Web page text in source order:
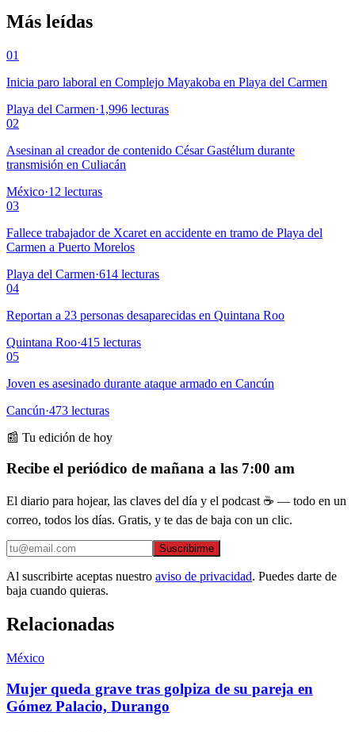
Más leídas
01
Inicia paro laboral en Complejo Mayakoba en Playa del Carmen
Playa del Carmen·1,996 lecturas
02
Asesinan al creador de contenido César Gastélum durante
transmisión en Culiacán
México·12 lecturas
03
Fallece trabajador de Xcaret en accidente en tramo de Playa del
Carmen a Puerto Morelos
Playa del Carmen·614 lecturas
04
Reportan a 23 personas desaparecidas en Quintana Roo
Quintana Roo·415 lecturas
05
Joven es asesinado durante ataque armado en Cancún
Cancún·473 lecturas
📰 Tu edición de hoy
Recibe el periódico de mañana a las 7:00 am
El diario para hojear, las claves del día y el podcast ☕ — todo en un
correo, todos los días. Gratis, y te das de baja con un clic.
Suscribirme
Al suscribirte aceptas nuestro aviso de privacidad. Puedes darte de
baja cuando quieras.
Relacionadas
México
Mujer queda grave tras golpiza de su pareja en
Gómez Palacio, Durango